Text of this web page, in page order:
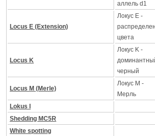
аллель d1
Locus E (Extension)
Локус Е -
цвета
Locus K
Локус K -
черный
Locus M (Merle)
Локус M -
Mерль
Lokus I
Shedding MC5R
White spotting